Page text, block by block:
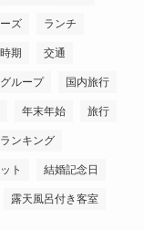
ズ ランチ
期 交通
ループ 国内旅行
年末年始 旅行
ンキング
ト 結婚記念日
露天風呂付き客室